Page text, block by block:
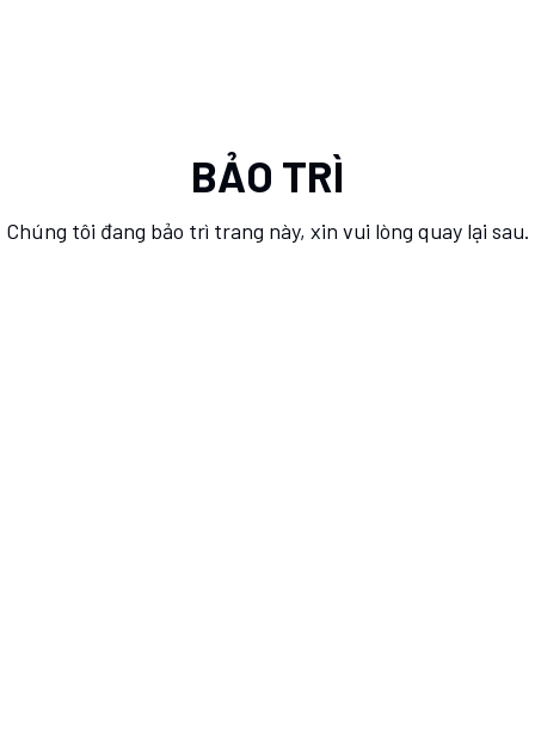
BẢO TRÌ
Chúng tôi đang bảo trì trang này, xin vui lòng quay lại sau.